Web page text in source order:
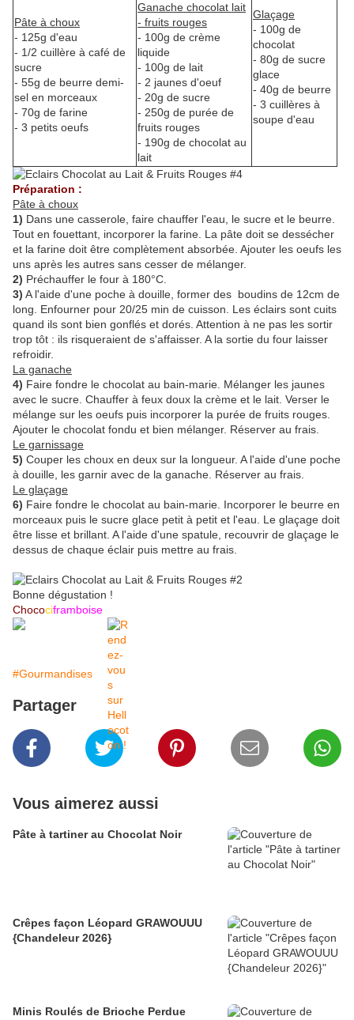
Pâte à choux
- 125g d'eau
- 1/2 cuillère à café de
sucre
- 55g de beurre demi-
sel en morceaux
- 70g de farine
- 3 petits oeufs
Ganache chocolat lait
- fruits rouges
- 100g de crème
liquide
- 100g de lait
- 2 jaunes d'oeuf
- 20g de sucre
- 250g de purée de
fruits rouges
- 190g de chocolat au
lait
Glaçage
- 100g de
chocolat
- 80g de sucre
glace
- 40g de beurre
- 3 cuillères à
soupe d'eau
Préparation :
Pâte à choux
1) Dans une casserole, faire chauffer l'eau, le sucre et le beurre.
Tout en fouettant, incorporer la farine. La pâte doit se dessécher
et la farine doit être complètement absorbée. Ajouter les oeufs les
uns après les autres sans cesser de mélanger.
2) Préchauffer le four à 180°C.
3) A l'aide d'une poche à douille, former des boudins de 12cm de
long. Enfourner pour 20/25 min de cuisson. Les éclairs sont cuits
quand ils sont bien gonflés et dorés. Attention à ne pas les sortir
trop tôt : ils risqueraient de s'affaisser. A la sortie du four laisser
refroidir.
La ganache
4) Faire fondre le chocolat au bain-marie. Mélanger les jaunes
avec le sucre. Chauffer à feux doux la crème et le lait. Verser le
mélange sur les oeufs puis incorporer la purée de fruits rouges.
Ajouter le chocolat fondu et bien mélanger. Réserver au frais.
Le garnissage
5) Couper les choux en deux sur la longueur. A l'aide d'une poche
à douille, les garnir avec de la ganache. Réserver au frais.
Le glaçage
6) Faire fondre le chocolat au bain-marie. Incorporer le beurre en
morceaux puis le sucre glace petit à petit et l'eau. Le glaçage doit
être lisse et brillant. A l'aide d'une spatule, recouvrir de glaçage le
dessus de chaque éclair puis mettre au frais.
Bonne dégustation !
Chocociframboise
#Gourmandises
Partager
Vous aimerez aussi
Pâte à tartiner au Chocolat Noir
Crêpes façon Léopard GRAWOUUU
{Chandeleur 2026}
Minis Roulés de Brioche Perdue